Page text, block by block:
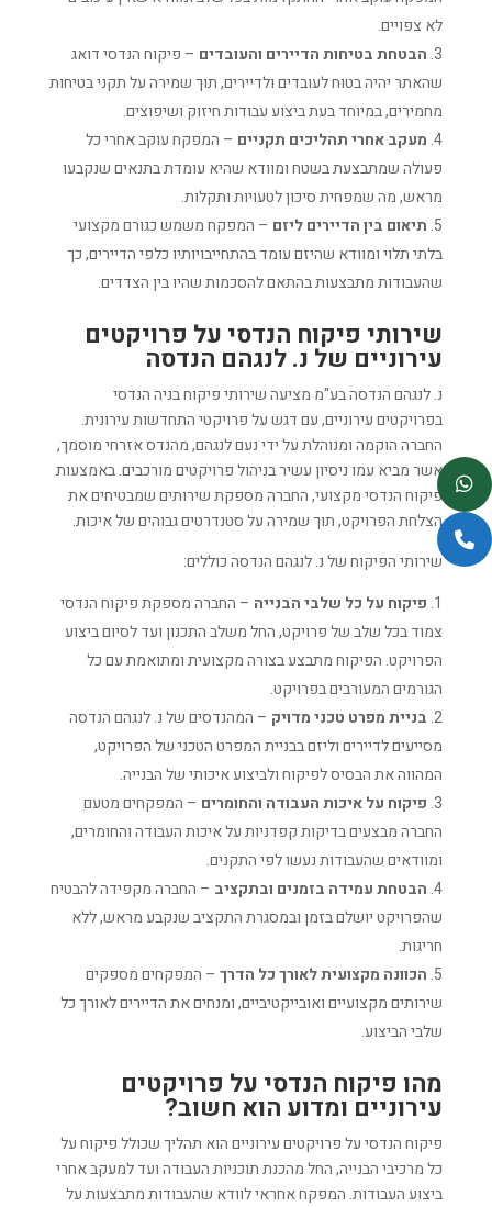
לא צפויים.
הבטחת בטיחות הדיירים והעובדים – פיקוח הנדסי דואג
שהאתר יהיה בטוח לעובדים ולדיירים, תוך שמירה על תקני בטיחות
מחמירים, במיוחד בעת ביצוע עבודות חיזוק ושיפוצים.
מעקב אחרי תהליכים תקניים – המפקח עוקב אחרי כל
פעולה שמתבצעת בשטח ומוודא שהיא עומדת בתנאים שנקבעו
מראש, מה שמפחית סיכון לטעויות ותקלות.
תיאום בין הדיירים ליזם – המפקח משמש כגורם מקצועי
בלתי תלוי ומוודא שהיזם עומד בהתחייבויותיו כלפי הדיירים, כך
שהעבודות מתבצעות בהתאם להסכמות שהיו בין הצדדים.
שירותי פיקוח הנדסי על פרויקטים
עירוניים של נ. לנגהם הנדסה
נ. לנגהם הנדסה בע"מ מציעה שירותי פיקוח בניה הנדסי
בפרויקטים עירוניים, עם דגש על פרויקטי התחדשות עירונית.
החברה הוקמה ומנוהלת על ידי נעם לנגהם, מהנדס אזרחי מוסמך,
אשר מביא עמו ניסיון עשיר בניהול פרויקטים מורכבים. באמצעות
פיקוח הנדסי מקצועי, החברה מספקת שירותים שמבטיחים את
הצלחת הפרויקט, תוך שמירה על סטנדרטים גבוהים של איכות.
שירותי הפיקוח של נ. לנגהם הנדסה כוללים:
פיקוח על כל שלבי הבנייה – החברה מספקת פיקוח הנדסי
צמוד בכל שלב של פרויקט, החל משלב התכנון ועד לסיום ביצוע
הפרויקט. הפיקוח מתבצע בצורה מקצועית ומתואמת עם כל
הגורמים המעורבים בפרויקט.
בניית מפרט טכני מדויק – המהנדסים של נ. לנגהם הנדסה
מסייעים לדיירים וליזם בבניית המפרט הטכני של הפרויקט,
המהווה את הבסיס לפיקוח ולביצוע איכותי של הבנייה.
פיקוח על איכות העבודה והחומרים – המפקחים מטעם
החברה מבצעים בדיקות קפדניות על איכות העבודה והחומרים,
ומוודאים שהעבודות נעשו לפי התקנים.
הבטחת עמידה בזמנים ובתקציב – החברה מקפידה להבטיח
שהפרויקט יושלם בזמן ובמסגרת התקציב שנקבע מראש, ללא
חריגות.
הכוונה מקצועית לאורך כל הדרך– המפקחים מספקים
שירותים מקצועיים ואובייקטיביים, ומנחים את הדיירים לאורך כל
שלבי הביצוע.
מהו פיקוח הנדסי על פרויקטים
עירוניים ומדוע הוא חשוב?
פיקוח הנדסי על פרויקטים עירוניים הוא תהליך שכולל פיקוח על
כל מרכיבי הבנייה, החל מהכנת תוכניות העבודה ועד למעקב אחרי
ביצוע העבודות. המפקח אחראי לוודא שהעבודות מתבצעות על